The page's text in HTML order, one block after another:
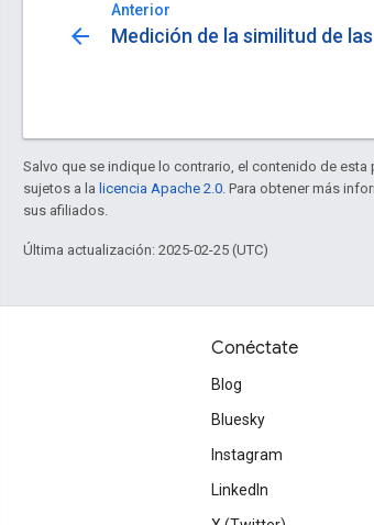
Anterior
arrow_back Medición de la similitud de
Salvo que se indique lo contrario, el contenido de esta
sujetos a la licencia Apache 2.0. Para obtener más
sus afiliados.
Última actualización: 2025-02-25 (UTC)
Conéctate
Blog
Bluesky
Instagram
LinkedIn